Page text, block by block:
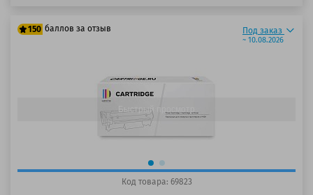
150 баллов за отзыв Под заказ
~ 10.08.2026
Быстрый просмотр
Код товара: 69823